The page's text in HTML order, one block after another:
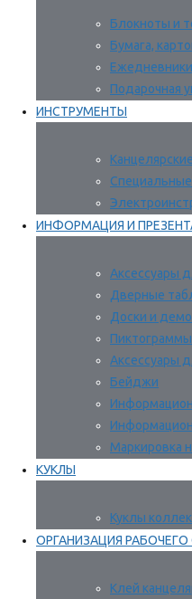
Блокноты и
Бумага,
Подарочная
ИНСТРУМЕНТЫ
ИНФОРМАЦИЯ И
Аксессуары
Дверные
Доски и
Пиктограммы
Аксессуары
Бейджи
Маркировка
КУКЛЫ
Куклы
ОРГАНИЗАЦИЯ
Клей